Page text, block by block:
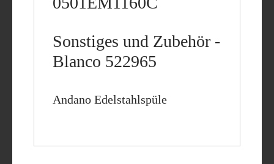
Sonstiges und Zubehör -
Blanco 522965
Andano Edelstahlspüle